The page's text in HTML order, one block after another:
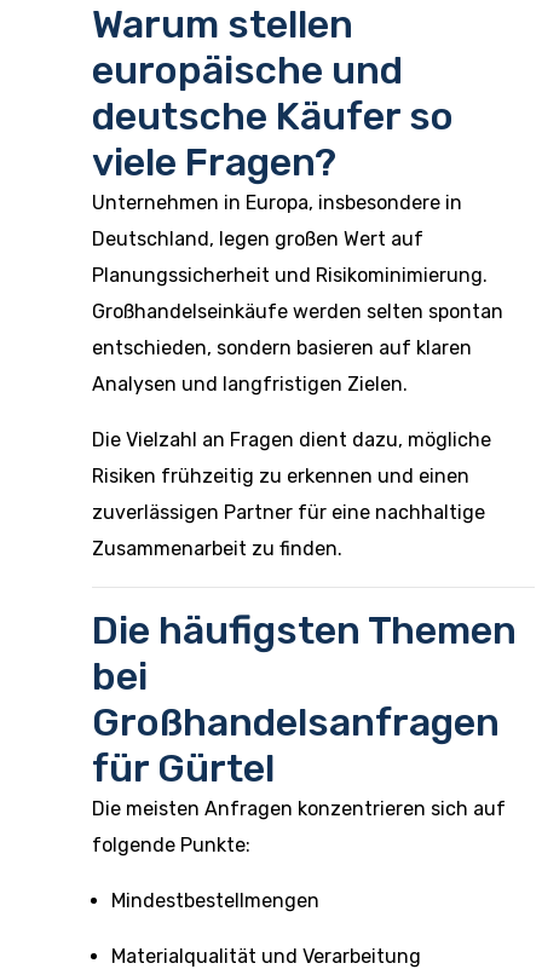
Warum stellen
europäische und
deutsche Käufer so
viele Fragen?
Unternehmen in Europa, insbesondere in
Deutschland, legen großen Wert auf
Planungssicherheit und Risikominimierung.
Großhandelseinkäufe werden selten spontan
entschieden, sondern basieren auf klaren
Analysen und langfristigen Zielen.
Die Vielzahl an Fragen dient dazu, mögliche
Risiken frühzeitig zu erkennen und einen
zuverlässigen Partner für eine nachhaltige
Zusammenarbeit zu finden.
Die häufigsten Themen
bei
Großhandelsanfragen
für Gürtel
Die meisten Anfragen konzentrieren sich auf
folgende Punkte:
Mindestbestellmengen
Materialqualität und Verarbeitung